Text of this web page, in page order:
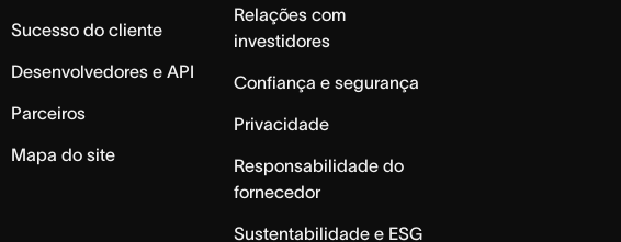
Sucesso do cliente
Desenvolvedores e API
Parceiros
Mapa do site
Relações com
investidores
Confiança e segurança
Privacidade
Responsabilidade do
fornecedor
Sustentabilidade e ESG